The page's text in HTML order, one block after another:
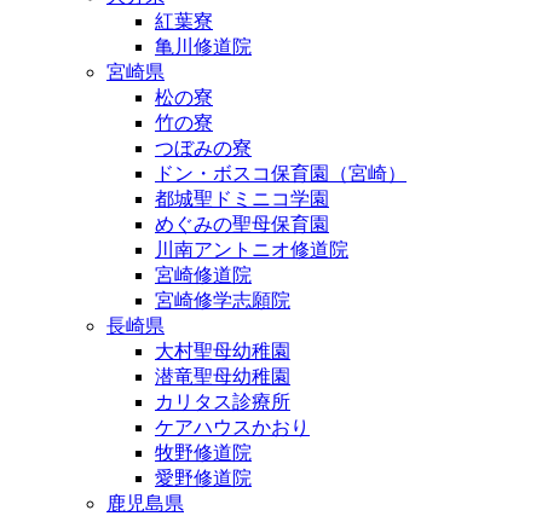
紅葉寮
亀川修道院
宮崎県
松の寮
竹の寮
つぼみの寮
ドン・ボスコ保育園（宮崎）
都城聖ドミニコ学園
めぐみの聖母保育園
川南アントニオ修道院
宮崎修道院
宮崎修学志願院
長崎県
大村聖母幼稚園
潜竜聖母幼稚園
カリタス診療所
ケアハウスかおり
牧野修道院
愛野修道院
鹿児島県